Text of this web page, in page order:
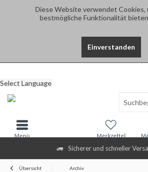
Diese Website verwendet Cookies,
bestmögliche Funktionalität
Einverstanden
Sicherer und schneller
Select Language
Merkzettel
Menü
Übersicht Archiv